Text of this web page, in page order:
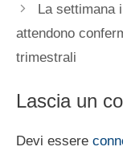
La settimana
attendono
trimestrali
Lascia un
Devi essere